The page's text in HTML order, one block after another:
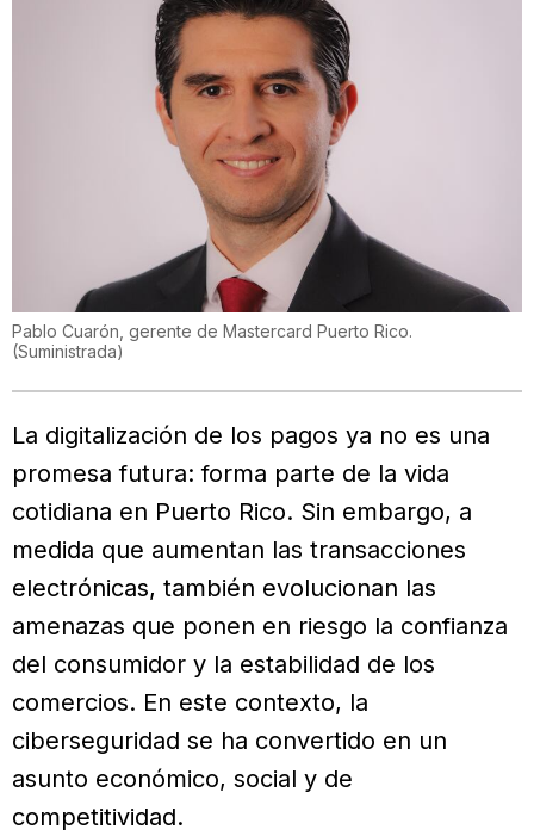
Pablo Cuarón, gerente de Mastercard Puerto Rico.
(Suministrada)
La digitalización de los pagos ya no es una
promesa futura: forma parte de la vida
cotidiana en Puerto Rico. Sin embargo, a
medida que aumentan las transacciones
electrónicas, también evolucionan las
amenazas que ponen en riesgo la confianza
del consumidor y la estabilidad de los
comercios. En este contexto, la
ciberseguridad se ha convertido en un
asunto económico, social y de
competitividad.